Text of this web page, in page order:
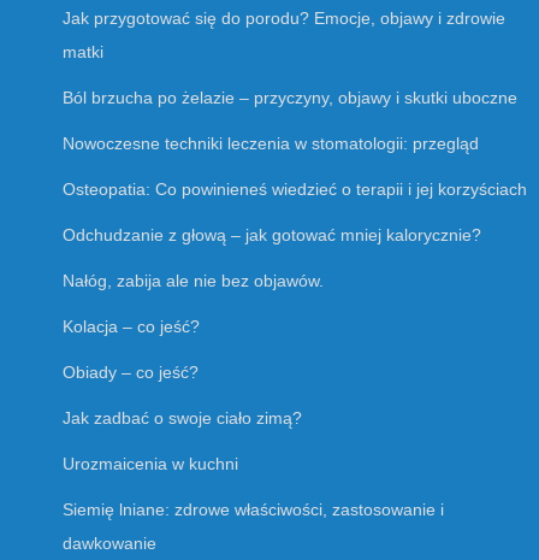
Jak przygotować się do porodu? Emocje, objawy i zdrowie
matki
Ból brzucha po żelazie – przyczyny, objawy i skutki uboczne
Nowoczesne techniki leczenia w stomatologii: przegląd
Osteopatia: Co powinieneś wiedzieć o terapii i jej korzyściach
Odchudzanie z głową – jak gotować mniej kalorycznie?
Nałóg, zabija ale nie bez objawów.
Kolacja – co jeść?
Obiady – co jeść?
Jak zadbać o swoje ciało zimą?
Urozmaicenia w kuchni
Siemię lniane: zdrowe właściwości, zastosowanie i
dawkowanie